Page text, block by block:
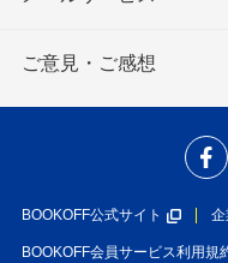
ご意見・ご感想
BOOKOFF公式サイト 企
BOOKOFF会員サービス利用規